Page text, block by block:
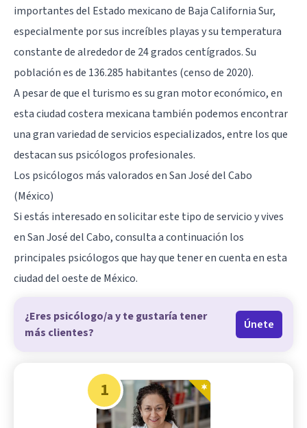
importantes del Estado mexicano de Baja California Sur,
especialmente por sus increíbles playas y su temperatura
constante de alrededor de 24 grados centígrados. Su
población es de 136.285 habitantes (censo de 2020).
A pesar de que el turismo es su gran motor económico, en
esta ciudad costera mexicana también podemos encontrar
una gran variedad de servicios especializados, entre los que
destacan sus psicólogos profesionales.
Los psicólogos más valorados en San José del Cabo
(México)
Si estás interesado en solicitar este tipo de servicio y vives
en San José del Cabo, consulta a continuación los
principales psicólogos que hay que tener en cuenta en esta
ciudad del oeste de México.
¿Eres psicólogo/a y te gustaría tener
más clientes?
Únete
1